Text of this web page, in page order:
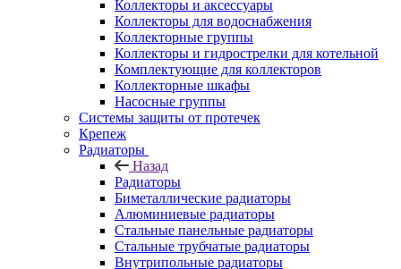
Коллекторы и аксессуары
Коллекторы для водоснабжения
Коллекторные группы
Коллекторы и гидрострелки для котельной
Комплектующие для коллекторов
Коллекторные шкафы
Насосные группы
Системы защиты от протечек
Крепеж
Радиаторы
Назад
Радиаторы
Биметаллические радиаторы
Алюминиевые радиаторы
Стальные панельные радиаторы
Стальные трубчатые радиаторы
Внутрипольные радиаторы